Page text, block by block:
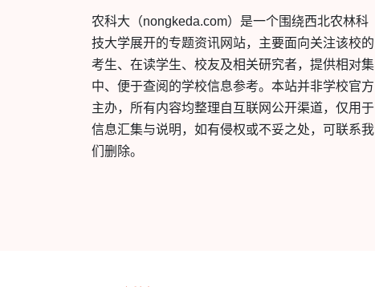
农科大（nongkeda.com）是一个围绕西北农林科
技大学展开的专题资讯网站，主要面向关注该校的
考生、在读学生、校友及相关研究者，提供相对集
中、便于查阅的学校信息参考。本站并非学校官方
主办，所有内容均整理自互联网公开渠道，仅用于
信息汇集与说明，如有侵权或不妥之处，可联系我
们删除。